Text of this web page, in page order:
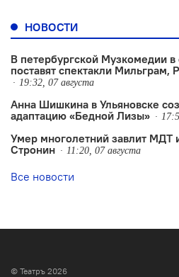
НОВОСТИ
В петербургской Музкомедии
поставят спектакли Мильграм,
19:32, 07 августа
Анна Шишкина в Ульяновске
адаптацию «Бедной Лизы»
Умер многолетний завлит МДТ
Стронин
11:20, 07 августа
Все новости
© Театръ 2026